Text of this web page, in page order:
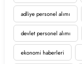
adliye personel alımı
devlet personel alımı
ekonomi haberleri